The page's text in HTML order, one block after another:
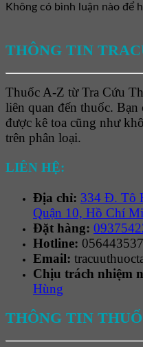
Không có bình luận nào để
THÔNG TIN
Thuốc A-Z từ Tra Cứu
liên quan đến thuốc. Bạn
được kê toa cũng như
trên phân loại.
LIÊN HỆ:
Địa chỉ: 334 Đ. Tô
Quận 10, Hồ Chí
Đặt hàng:
Hotline:
Email:
Chịu trách nhiệm
Hùng
THÔNG TIN